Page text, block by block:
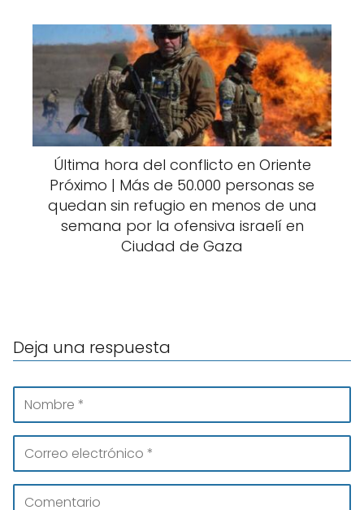
Última hora del conflicto en Oriente
Próximo | Más de 50.000 personas se
quedan sin refugio en menos de una
semana por la ofensiva israelí en
Ciudad de Gaza
Deja una respuesta